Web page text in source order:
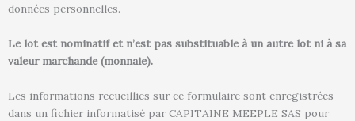
données personnelles.
Le lot est nominatif et n’est pas substituable à un autre lot ni à sa
valeur marchande (monnaie).
Les informations recueillies sur ce formulaire sont enregistrées
dans un fichier informatisé par CAPITAINE MEEPLE SAS pour